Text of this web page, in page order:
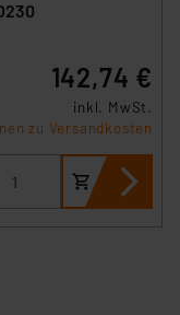
142,74 €
inkl. MwSt.
zu Versandkosten